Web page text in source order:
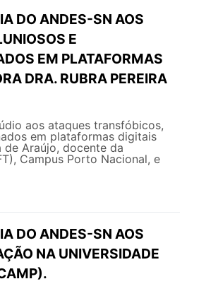
DO ANDES-SN AOS
E
EM PLATAFORMAS
DRA. RUBRA PEREIRA
aos ataques transfóbicos,
em plataformas digitais
de Araújo, docente da
Campus Porto Nacional, e
DO ANDES-SN AOS
NA UNIVERSIDADE